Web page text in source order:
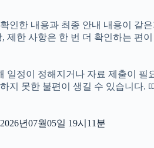
인한 내용과 최종 안내 내용이 같
제한 사항은 한 번 더 확인하는 편
일정이 정해지거나 자료 제출이 필
지 못한 불편이 생길 수 있습니다
년07월05일 19시11분